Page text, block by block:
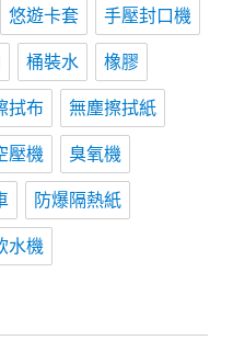
悠遊卡套 手壓封口機
桶裝水 橡膠
拭布 無塵擦拭紙
壓機 臭氧機
防爆隔熱紙
水機